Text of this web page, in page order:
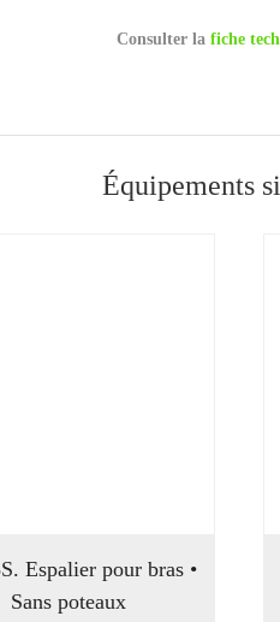
Consulter la fiche
Équipements
Espalier pour bras •
Sans poteaux